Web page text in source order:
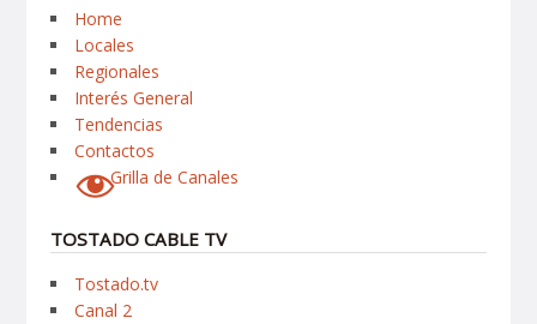
Home
Locales
Regionales
Interés General
Tendencias
Contactos
Grilla de Canales
TOSTADO CABLE TV
Tostado.tv
Canal 2